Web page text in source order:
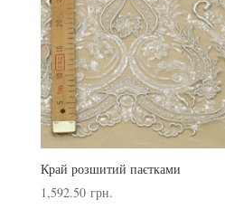
Край розшитий паєтками
1,592.50 грн.